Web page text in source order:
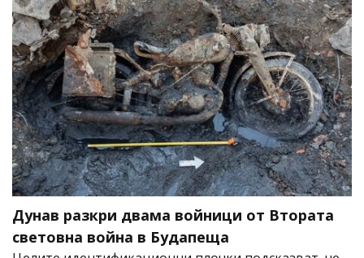
Дунав разкри двама войници от Втората
световна война в Будапеща